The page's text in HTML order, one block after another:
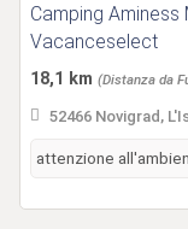
Camping
Vacanceselect
18,1 km (Distanza da
52466 Novigrad,
attenzione